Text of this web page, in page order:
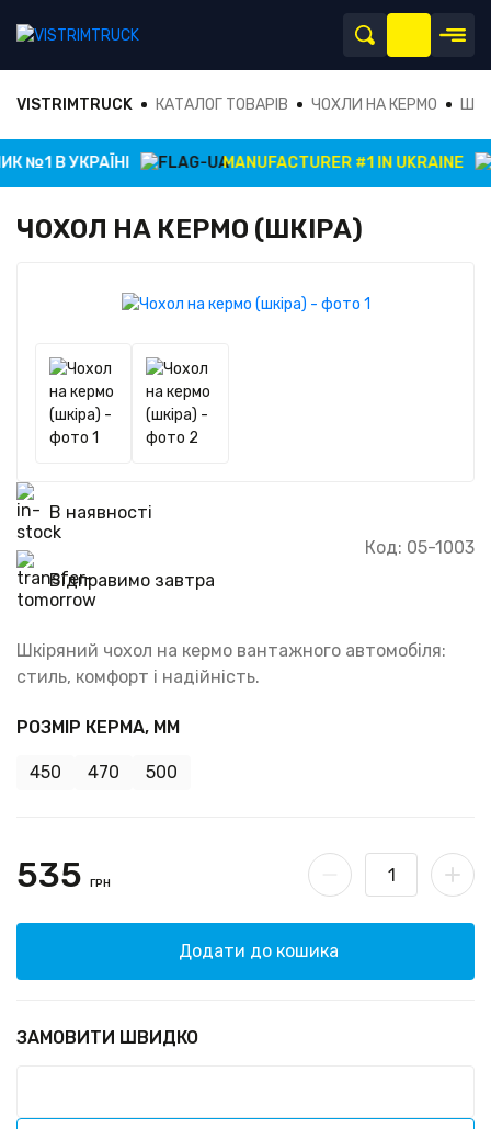
VISTRIMTRUCK КАТАЛОГ ТОВАРІВ ЧОХЛИ НА КЕРМО
В УКРАЇНІ MANUFACTURER #1 IN UKRAINE
ЧОХОЛ НА КЕРМО (ШКІРА)
В наявності
Відправимо завтра
Код: 05-1003
Шкіряний чохол на кермо вантажного автомобіля:
стиль, комфорт і надійність.
РОЗМІР КЕРМА, ММ
450 470 500
535 ГРН
Додати до кошика
ЗАМОВИТИ ШВИДКО